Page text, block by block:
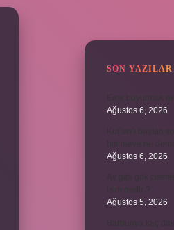
SON YAZILAR
Ağustos 6, 2026
Ağustos 6, 2026
Ağustos 5, 2026